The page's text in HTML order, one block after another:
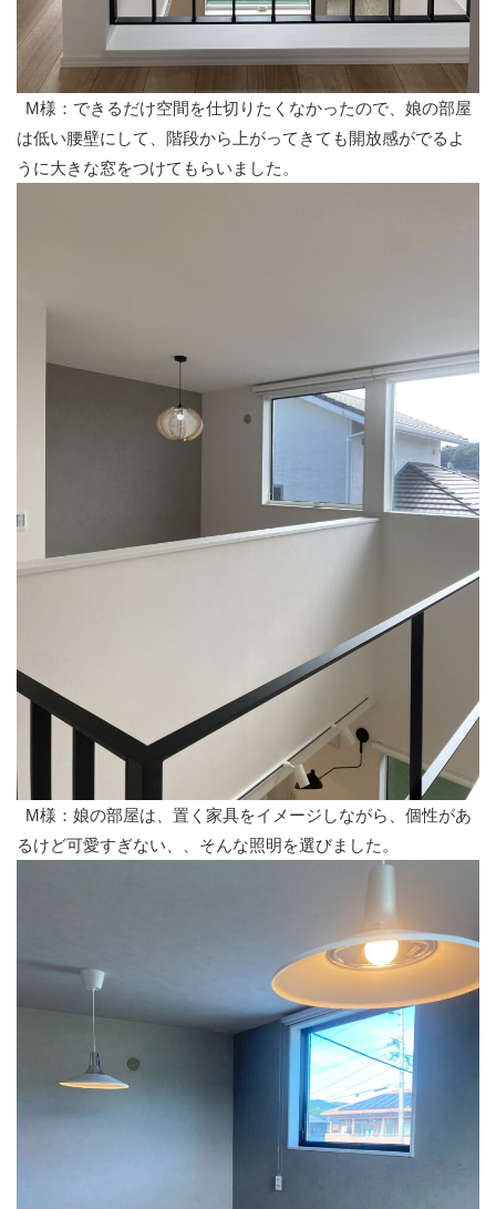
M様：できるだけ空間を仕切りたくなかったので、娘の部屋
は低い腰壁にして、階段から上がってきても開放感がでるよ
うに大きな窓をつけてもらいました。
M様：娘の部屋は、置く家具をイメージしながら、 個性があ
るけど可愛すぎない、、そんな照明を選びました。